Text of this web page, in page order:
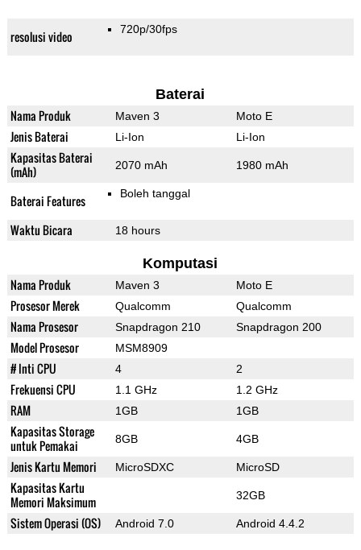
resolusi video 720p/30fps
Baterai
Nama Produk Maven 3 Moto E
Jenis Baterai Li-Ion Li-Ion
Kapasitas Baterai
(mAh)
2070 mAh 1980 mAh
Baterai Features Boleh tanggal
Waktu Bicara 18 hours
Komputasi
Nama Produk Maven 3 Moto E
Prosesor Merek Qualcomm Qualcomm
Nama Prosesor Snapdragon 210 Snapdragon 200
Model Prosesor MSM8909
# Inti CPU 4 2
Frekuensi CPU 1.1 GHz 1.2 GHz
RAM 1GB 1GB
Kapasitas Storage
untuk Pemakai
8GB 4GB
Jenis Kartu Memori MicroSDXC MicroSD
Kapasitas Kartu
Memori Maksimum
32GB
Sistem Operasi (OS) Android 7.0 Android 4.4.2